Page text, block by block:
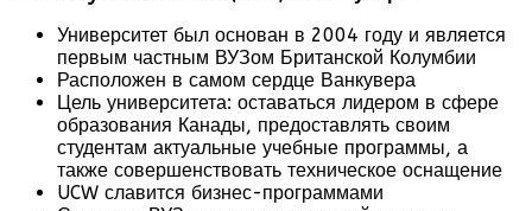
Университет был основан в 2004 году и является
первым частным ВУЗом Британской Колумбии
Расположен в самом сердце Ванкувера
Цель университета: оставаться лидером в сфере
образования Канады, предоставлять своим
студентам актуальные учебные программы, а
также совершенствовать техническое оснащение
UCW славится бизнес-программами